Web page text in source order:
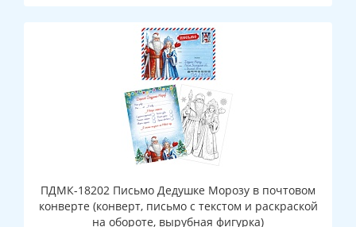
ПДМК-18202 Письмо Дедушке Морозу в почтовом
конверте (конверт, письмо с текстом и раскраской
на обороте, вырубная фигурка)